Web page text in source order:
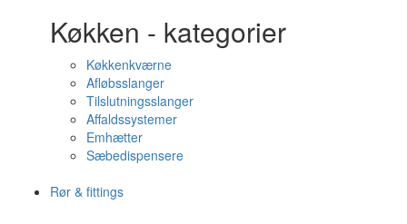
Køkken - kategorier
Køkkenkværne
Afløbsslanger
Tilslutningsslanger
Affaldssystemer
Emhætter
Sæbedispensere
Rør & fittings